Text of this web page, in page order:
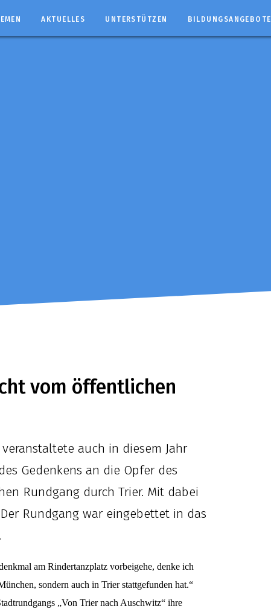
AKTUELLES UNTERSTÜTZEN BILDUNGSANGEBOTE
vom öffentlichen
veranstaltete auch in diesem Jahr
Gedenkens an die Opfer des
Rundgang durch Trier. Mit dabei
Rundgang war eingebettet in das
am Rindertanzplatz vorbeigehe, denke ich
sondern auch in Trier stattgefunden hat.“
„Von Trier nach Auschwitz“ ihre